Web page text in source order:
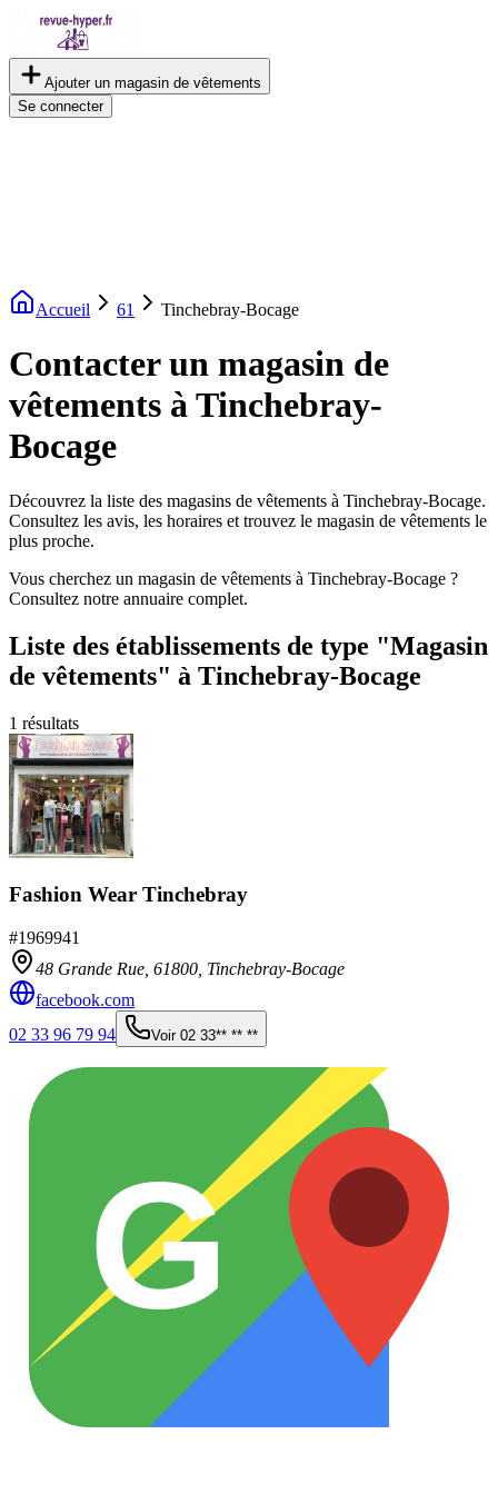
Ajouter un magasin de vêtements
Se connecter
Accueil 61 Tinchebray-Bocage
Contacter un magasin de
vêtements à Tinchebray-
Bocage
Découvrez la liste des magasins de vêtements à Tinchebray-Bocage.
Consultez les avis, les horaires et trouvez le magasin de vêtements le
plus proche.
Vous cherchez un magasin de vêtements à Tinchebray-Bocage ?
Consultez notre annuaire complet.
Liste des établissements de type "Magasin
de vêtements" à Tinchebray-Bocage
1 résultats
Fashion Wear Tinchebray
#1969941
48 Grande Rue, 61800 Tinchebray-Bocage
facebook.com
02 33 96 79 94
Voir 02 33** ** **
G